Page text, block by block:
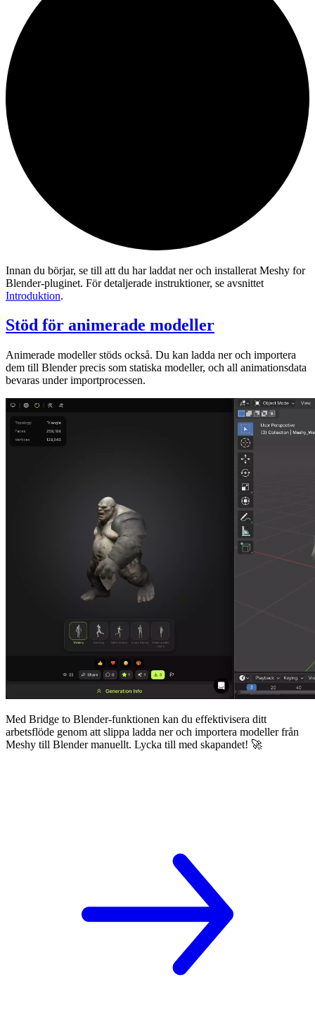
Innan du börjar, se till att du har laddat ner och installerat Meshy for
Blender-pluginet. För detaljerade instruktioner, se avsnittet
Introduktion.
Stöd för animerade modeller
Animerade modeller stöds också. Du kan ladda ner och importera
dem till Blender precis som statiska modeller, och all animationsdata
bevaras under importprocessen.
Med Bridge to Blender-funktionen kan du effektivisera ditt
arbetsflöde genom att slippa ladda ner och importera modeller från
Meshy till Blender manuellt. Lycka till med skapandet! 🚀